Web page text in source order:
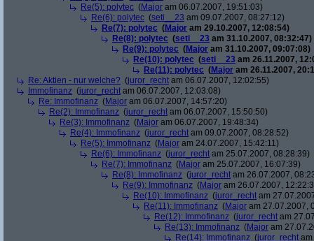
Re(5): polytec (Major am 06.07.2007, 19:51:03)
Re(6): polytec (seti__23 am 09.07.2007, 08:27:12)
Re(7): polytec (Major am 29.10.2007, 12:08:54)
Re(8): polytec (seti__23 am 31.10.2007, 08:32:47)
Re(9): polytec (Major am 31.10.2007, 09:07:08)
Re(10): polytec (seti__23 am 26.11.2007,
Re(11): polytec (Major am 26.11.2007,
Re: Aktien - nur welche? (juror_recht am 06.07.2007, 12:02:55)
Immofinanz (juror_recht am 06.07.2007, 12:03:08)
Re: Immofinanz (Major am 06.07.2007, 14:57:20)
Re(2): Immofinanz (juror_recht am 06.07.2007, 15:50:50)
Re(3): Immofinanz (Major am 06.07.2007, 19:48:34)
Re(4): Immofinanz (juror_recht am 09.07.2007, 08:28:52)
Re(5): Immofinanz (Major am 24.07.2007, 15:42:11)
Re(6): Immofinanz (juror_recht am 25.07.2007, 08:28:39)
Re(7): Immofinanz (Major am 25.07.2007, 16:07:39)
Re(8): Immofinanz (juror_recht am 26.07.2007,
Re(9): Immofinanz (Major am 26.07.2007,
Re(10): Immofinanz (juror_recht am
Re(11): Immofinanz (Major am 27.07.2007,
Re(12): Immofinanz (juror_recht am
Re(13): Immofinanz (Major am
Re(14): Immofinanz (juror_recht